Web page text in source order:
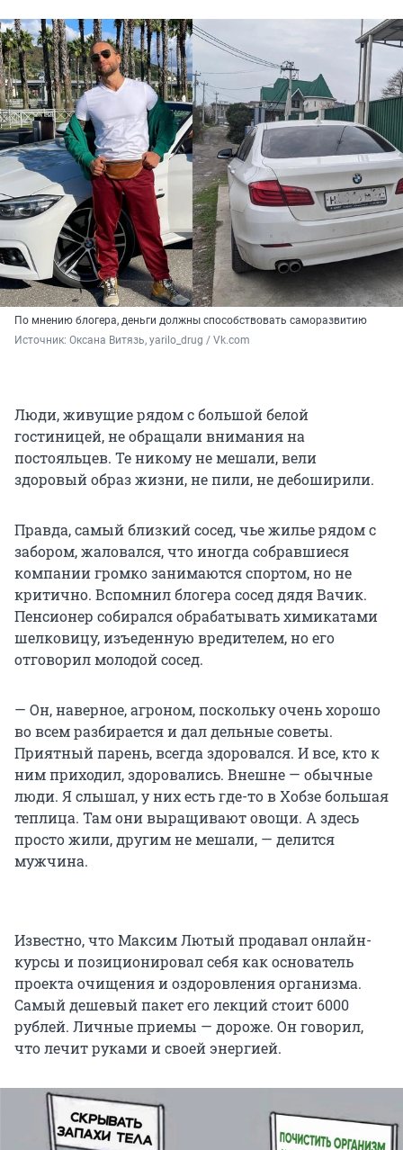
По мнению блогера, деньги должны способствовать саморазвитию
Источник: Оксана Витязь, yarilo_drug / Vk.com
Люди, живущие рядом с большой белой
гостиницей, не обращали внимания на
постояльцев. Те никому не мешали, вели
здоровый образ жизни, не пили, не дебоширили.
Правда, самый близкий сосед, чье жилье рядом с
забором, жаловался, что иногда собравшиеся
компании громко занимаются спортом, но не
критично. Вспомнил блогера сосед дядя Вачик.
Пенсионер собирался обрабатывать химикатами
шелковицу, изъеденную вредителем, но его
отговорил молодой сосед.
— Он, наверное, агроном, поскольку очень хорошо
во всем разбирается и дал дельные советы.
Приятный парень, всегда здоровался. И все, кто к
ним приходил, здоровались. Внешне — обычные
люди. Я слышал, у них есть где-то в Хобзе большая
теплица. Там они выращивают овощи. А здесь
просто жили, другим не мешали, — делится
мужчина.
Известно, что Максим Лютый продавал онлайн-
курсы и позиционировал себя как основатель
проекта очищения и оздоровления организма.
Самый дешевый пакет его лекций стоит 6000
рублей. Личные приемы — дороже. Он говорил,
что лечит руками и своей энергией.